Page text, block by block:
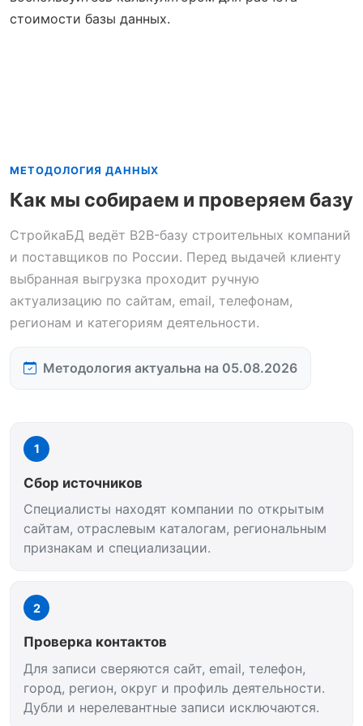
стоимости базы данных.
МЕТОДОЛОГИЯ ДАННЫХ
Как мы собираем и проверяем базу
СтройкаБД ведёт B2B-базу строительных компаний
и поставщиков по России. Перед выдачей клиенту
выбранная выгрузка проходит ручную
актуализацию по сайтам, email, телефонам,
регионам и категориям деятельности.
Методология актуальна на 05.08.2026
1
Сбор источников
Специалисты находят компании по открытым
сайтам, отраслевым каталогам, региональным
признакам и специализации.
2
Проверка контактов
Для записи сверяются сайт, email, телефон,
город, регион, округ и профиль деятельности.
Дубли и нерелевантные записи исключаются.